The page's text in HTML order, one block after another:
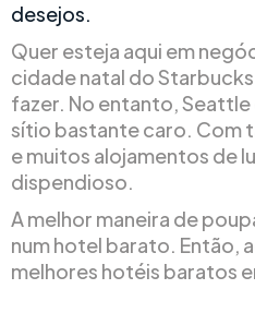
desejos.
Quer esteja aqui em
cidade natal do
fazer. No entanto,
sítio bastante caro. Com
e muitos alojamentos de
dispendioso.
A melhor maneira de
num hotel barato. Então,
melhores hotéis baratos